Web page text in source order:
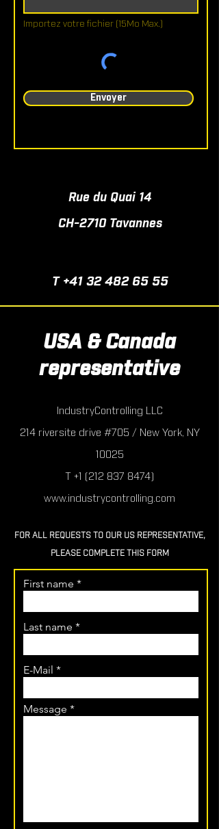
Importez votre fichier (15Mo Max.)
Envoyer
Rue du Quai 14
CH-2710 Tavannes
T+41 32 482 65 55
USA & Canada
representative
IndustryControlling LLC
214 riversite drive #705 / New York, NY
10025
T +1 (212 837 8474)
www.industrycontrolling.com
FOR ALL REQUESTS TO OUR US REPRESENTATIVE,
PLEASE COMPLETE THIS FORM
First name
Last name
E-Mail
Message